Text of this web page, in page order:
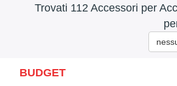
Trovati 112 Accessori per
BUDGET